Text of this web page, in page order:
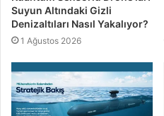
Suyun Altındaki Gizli
Denizaltıları Nasıl Yakalıyor?
1 Ağustos 2026